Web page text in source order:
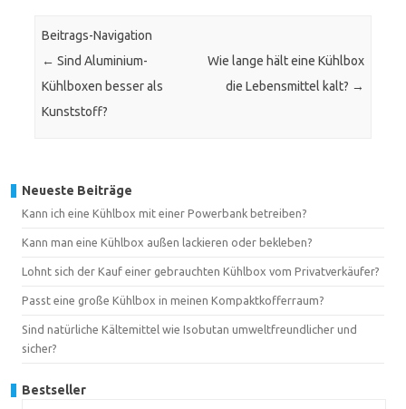
Beitrags-Navigation
← Sind Aluminium-
Kühlboxen besser als
Kunststoff?
Wie lange hält eine Kühlbox
die Lebensmittel kalt? →
Neueste Beiträge
Kann ich eine Kühlbox mit einer Powerbank betreiben?
Kann man eine Kühlbox außen lackieren oder bekleben?
Lohnt sich der Kauf einer gebrauchten Kühlbox vom Privatverkäufer?
Passt eine große Kühlbox in meinen Kompaktkofferraum?
Sind natürliche Kältemittel wie Isobutan umweltfreundlicher und
sicher?
Bestseller